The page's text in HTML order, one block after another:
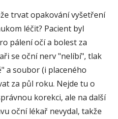
trvat opakování vyšetření
léčit? Pacient byl
pálení očí a bolest za
se oční nerv "nelíbí", tlak
a soubor (i placeného
za půl roku. Nejde tu o
korekci, ale na další
oční lékař nevydal, takže